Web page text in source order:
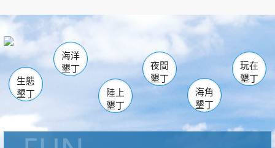
南仁湖
海生館
恆春 佳樂水
龍鑾潭自然中心 森林遊樂區
瓊麻館
關山 墾管處遊客中心
社頂公園 風吹沙
船帆石
白砂 龍磐公園
香蕉灣
砂島
鵝鑾鼻
生態
墾丁
海洋
墾丁
陸上
墾丁
夜間
墾丁
海角
墾丁
玩在
墾丁